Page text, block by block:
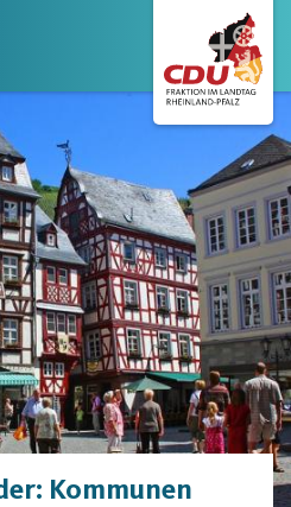
Kommunen